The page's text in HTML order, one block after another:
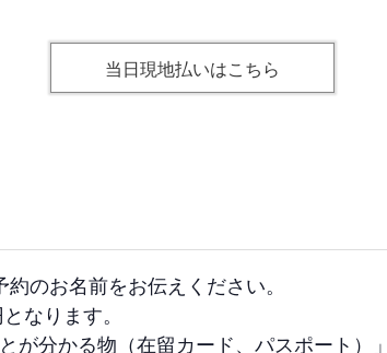
当日現地払いはこちら
のお名前をお伝えください。
なります。
が分かる物（在留カード、パスポート）